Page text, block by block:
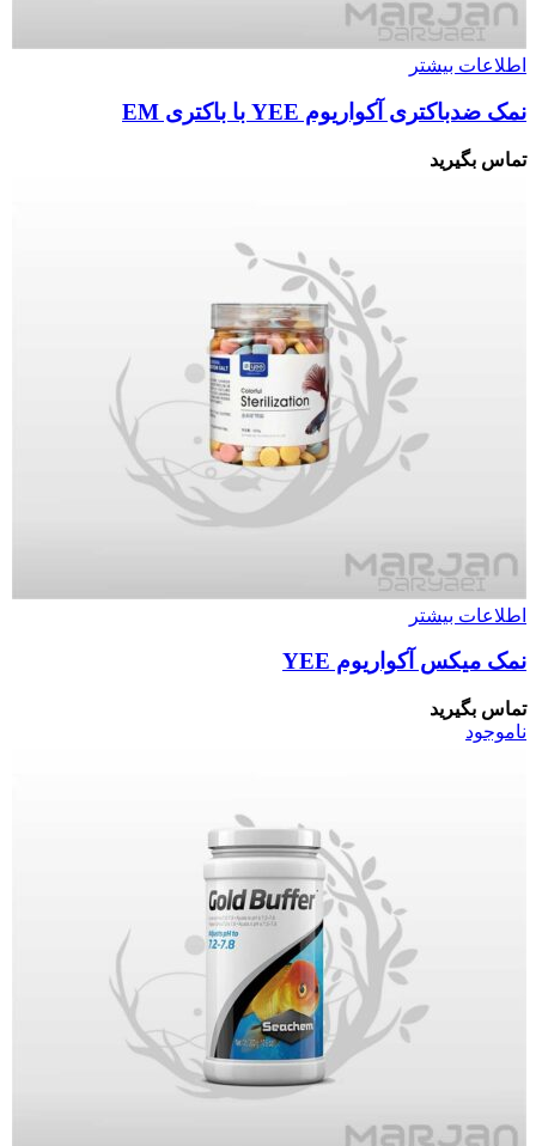
اطلاعات بیشتر
نمک ضدباکتری آکواریوم YEE با باکتری‌ EM
تماس بگیرید
اطلاعات بیشتر
نمک میکس آکواریوم YEE
تماس بگیرید
ناموجود